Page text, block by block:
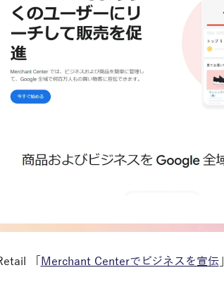
「 Merchant Centerでビジネスを宣伝」